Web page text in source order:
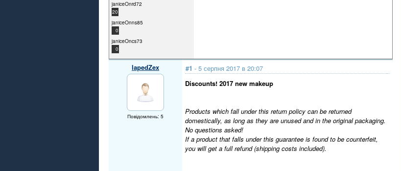
janiceOnrd72
20
janiceOnns85
0
janiceOncs73
0
lapedZex
Повідомлень: 5
#1 - 5 серпня 2017 в 20:07
Discounts! 2017 new makeup
Products which fall under this return policy can be returned
domestically, as long as they are unused and in the original packaging.
No questions asked!
If a product that falls under this guarantee is found to be counterfeit,
you will get a full refund (shipping costs included).